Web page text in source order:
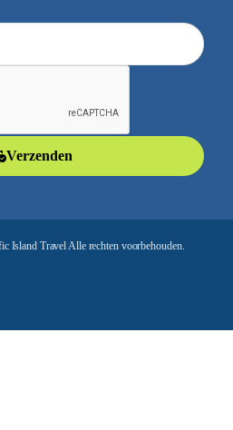
Verzenden
Island Travel Alle rechten voorbehouden.